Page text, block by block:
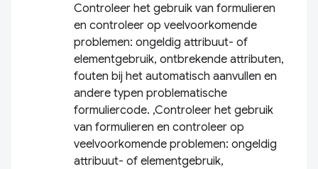
Controleer het gebruik van formulieren
en controleer op veelvoorkomende
problemen: ongeldig attribuut- of
elementgebruik, ontbrekende attributen,
fouten bij het automatisch aanvullen en
andere typen problematische
formuliercode. ,Controleer het gebruik
van formulieren en controleer op
veelvoorkomende problemen: ongeldig
attribuut- of elementgebruik,